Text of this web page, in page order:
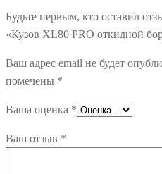
Будьте первым, кто оставил
«Кузов XL80 PRO откидной
Ваш адрес email не будет
помечены *
Ваша оценка *
Ваш отзыв *